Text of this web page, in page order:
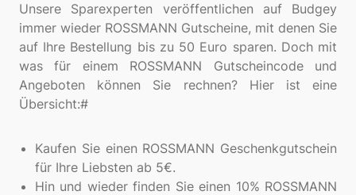
Unsere Sparexperten veröffentlichen auf Budgey
immer wieder ROSSMANN Gutscheine, mit denen Sie
auf Ihre Bestellung bis zu 50 Euro sparen. Doch mit
was für einem ROSSMANN Gutscheincode und
Angeboten können Sie rechnen? Hier ist eine
Übersicht:#
Kaufen Sie einen ROSSMANN Geschenkgutschein
für Ihre Liebsten ab 5€.
Hin und wieder finden Sie einen 10% ROSSMANN